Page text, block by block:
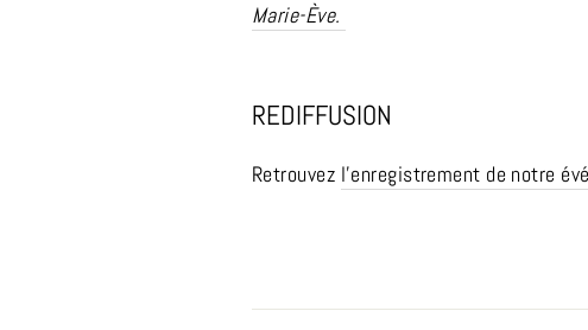
Marie-Ève.
REDIFFUSION
Retrouvez l'enregistrement de notre